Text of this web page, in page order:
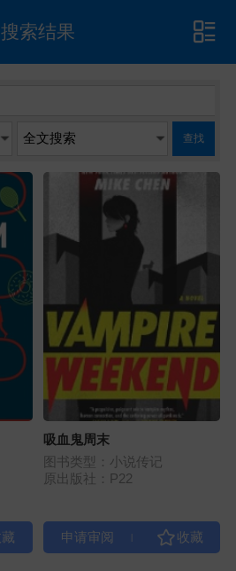
搜索结果
查找
吸血鬼周末
图书类型：小说传记
原出版社：P22